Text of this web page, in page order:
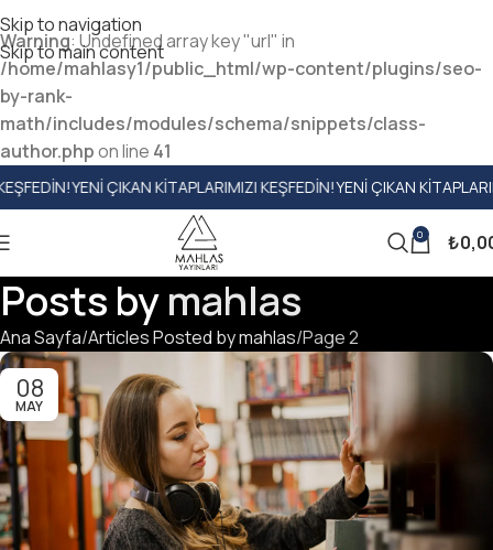
Warning: Undefined array key "url" in
/home/mahlasy1/public_html/wp-content/plugins/seo-
by-rank-
math/includes/modules/schema/snippets/class-
author.phpon line 41
Skip to navigation
Skip to main content
KEŞFEDIN!YENI ÇIKAN KITAPLARIMIZI KEŞFEDIN!YENI
0 ₺
Posts bymahlas
Ana Sayfa Articles Posted by mahlas Page 2
08
MAY